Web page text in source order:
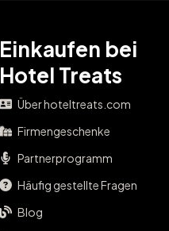
Einkaufen bei
Hotel Treats
Über hoteltreats.com
Firmengeschenke
Partnerprogramm
Häufig gestellte Fragen
Blog